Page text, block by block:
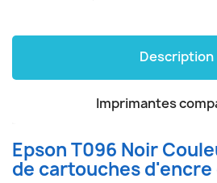
Description
Imprimantes
Epson T096 Noir
de cartouches